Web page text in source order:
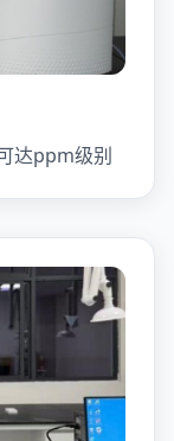
达ppm级别